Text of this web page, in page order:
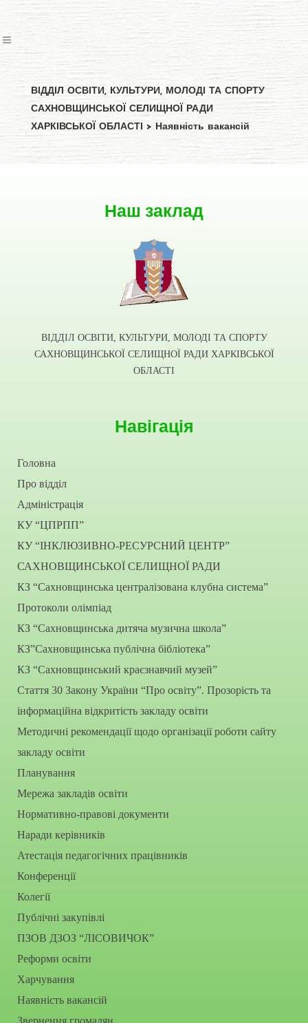
ВІДДІЛ ОСВІТИ, КУЛЬТУРИ, МОЛОДІ ТА СПОРТУ
САХНОВЩИНСЬКОЇ СЕЛИЩНОЇ РАДИ
ХАРКІВСЬКОЇ ОБЛАСТІ > Наявність вакансій
Наш заклад
ВІДДІЛ ОСВІТИ, КУЛЬТУРИ, МОЛОДІ ТА СПОРТУ
САХНОВЩИНСЬКОЇ СЕЛИЩНОЇ РАДИ ХАРКІВСЬКОЇ
ОБЛАСТІ
Навігація
Головна
Про відділ
Адміністрація
КУ “ЦПРПП”
КУ “ІНКЛЮЗИВНО-РЕСУРСНИЙ ЦЕНТР”
САХНОВЩИНСЬКОЇ СЕЛИЩНОЇ РАДИ
КЗ “Сахновщинська централізована клубна система”
Протоколи олімпіад
КЗ “Сахновщинська дитяча музична школа”
КЗ”Сахновщинська публічна бібліотека”
КЗ “Сахновщинський краєзнавчий музей”
Стаття 30 Закону України “Про освіту”. Прозорість та
інформаційна відкритість закладу освіти
Методичні рекомендації щодо організації роботи сайту
закладу освіти
Планування
Мережа закладів освіти
Нормативно-правові документи
Наради керівників
Атестація педагогічних працівників
Конференції
Колегії
Публічні закупівлі
ПЗОВ ДЗОЗ “ЛІСОВИЧОК”
Реформи освіти
Харчування
Наявність вакансій
Звернення громадян